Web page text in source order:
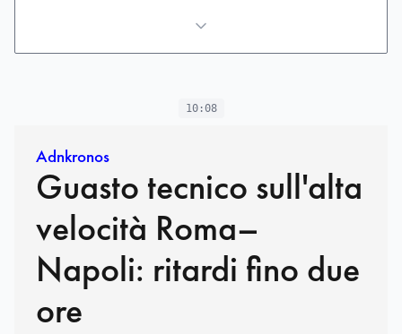
10:08
Adnkronos
Guasto tecnico sull'alta
velocità Roma–
Napoli: ritardi fino due
ore